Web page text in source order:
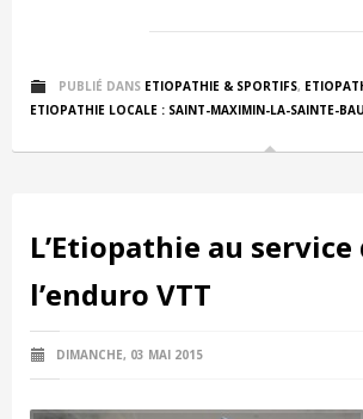
PUBLIÉ DANS ETIOPATHIE & SPORTIFS,
ETIOPATHIE LOCALE : SAINT-MAXIMIN-LA-SAINTE-
L’Etiopathie au service
l’enduro VTT
DIMANCHE, 03 MAI 2015